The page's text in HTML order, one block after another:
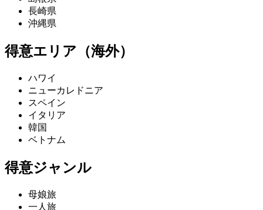
長崎県
沖縄県
得意エリア（海外）
ハワイ
ニューカレドニア
スペイン
イタリア
韓国
ベトナム
得意ジャンル
母娘旅
一人旅